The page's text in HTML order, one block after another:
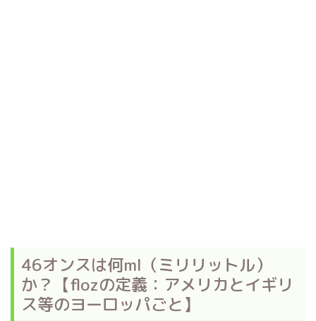
46オンスは何ml（ミリリットル）
か？【flozの定義：アメリカとイギリ
ス等のヨーロッパごと】